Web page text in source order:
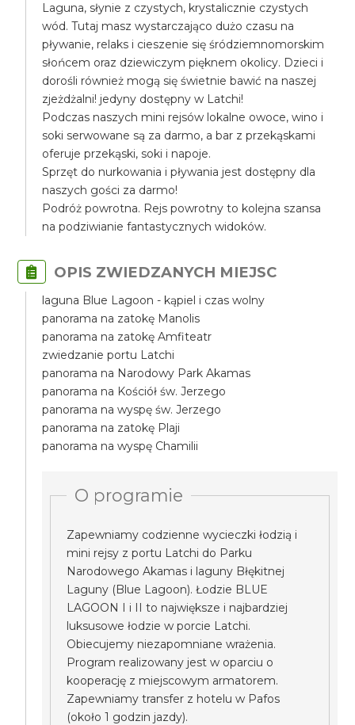
Laguna, słynie z czystych, krystalicznie czystych
wód. Tutaj masz wystarczająco dużo czasu na
pływanie, relaks i cieszenie się śródziemnomorskim
słońcem oraz dziewiczym pięknem okolicy. Dzieci i
dorośli również mogą się świetnie bawić na naszej
zjeżdżalni! jedyny dostępny w Latchi!
Podczas naszych mini rejsów lokalne owoce, wino i
soki serwowane są za darmo, a bar z przekąskami
oferuje przekąski, soki i napoje.
Sprzęt do nurkowania i pływania jest dostępny dla
naszych gości za darmo!
Podróż powrotna. Rejs powrotny to kolejna szansa
na podziwianie fantastycznych widoków.
OPIS ZWIEDZANYCH MIEJSC
laguna Blue Lagoon - kąpiel i czas wolny
panorama na zatokę Manolis
panorama na zatokę Amfiteatr
zwiedzanie portu Latchi
panorama na Narodowy Park Akamas
panorama na Kościół św. Jerzego
panorama na wyspę św. Jerzego
panorama na zatokę Plaji
panorama na wyspę Chamilii
O programie
Zapewniamy codzienne wycieczki łodzią i
mini rejsy z portu Latchi do Parku
Narodowego Akamas i laguny Błękitnej
Laguny (Blue Lagoon). Łodzie BLUE
LAGOON I i II to największe i najbardziej
luksusowe łodzie w porcie Latchi.
Obiecujemy niezapomniane wrażenia.
Program realizowany jest w oparciu o
kooperację z miejscowym armatorem.
Zapewniamy transfer z hotelu w Pafos
(około 1 godzin jazdy).